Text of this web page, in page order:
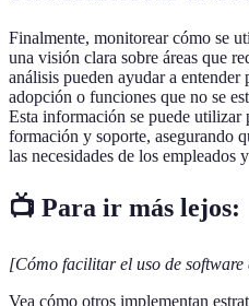
Finalmente, monitorear cómo se
una visión clara sobre áreas que
análisis pueden ayudar a
adopción o funciones que no se
Esta información se puede utilizar
formación y soporte, asegurando
las necesidades de los empleados
📺 Para ir más lejos:
[Cómo facilitar el uso de software
Vea cómo otros implementan